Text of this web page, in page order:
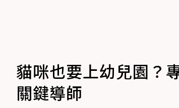
貓咪也要上幼兒園？
關鍵導師